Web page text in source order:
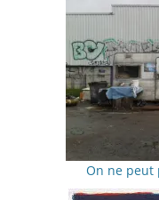
On ne peut